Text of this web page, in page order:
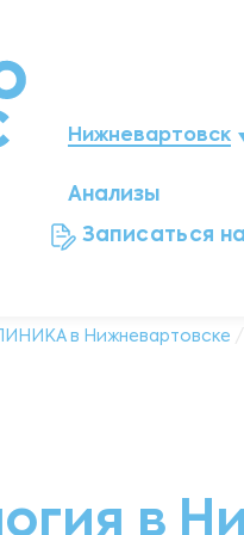
Нижневартовск
Мегион
Сургут
Анализы
Записаться
в Нижневартовске
в